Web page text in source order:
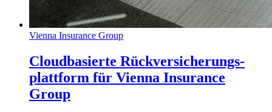
Vienna Insurance Group
Cloudbasierte Rückversicherungs-
plattform für Vienna Insurance
Group